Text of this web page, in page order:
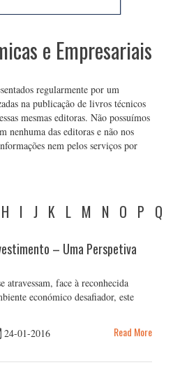
e Empresariais
regularmente por um
na publicação de livros técnicos
mesmas editoras. Não possuímos
nenhuma das editoras e não nos
nem pelos serviços por
H I J K L M N O P Q
– Uma Perspetiva
atravessam, face à reconhecida
económico desafiador, este
24-01-2016 Read More